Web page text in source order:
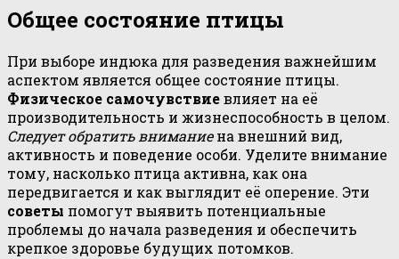
Общее состояние птицы
При выборе индюка для разведения важнейшим
аспектом является общее состояние птицы.
Физическое самочувствиевлияет на её
производительность и жизнеспособность в целом.
Следует обратить вниманиена внешний вид,
активность и поведение особи. Уделите внимание
тому, насколько птица активна, как она
передвигается и как выглядит её оперение. Эти
советы помогут выявить потенциальные
проблемы до начала разведения и обеспечить
крепкое здоровье будущих потомков.